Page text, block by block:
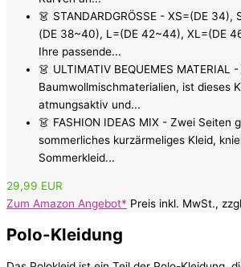
👗 STANDARDGRÖSSE - XS=(DE
(DE 38~40), L=(DE 42~44), XL=(DE
Ihre passende...
👗 ULTIMATIV BEQUEMES MATERIAL
Baumwollmischmaterialien, ist dieses
atmungsaktiv und...
👗 FASHION IDEAS MIX - Zwei Seiten
sommerliches kurzärmeliges Kleid,
Sommerkleid...
29,99 EUR
Zum Amazon Angebot* Preis inkl. MwSt.,
Polo-Kleidung